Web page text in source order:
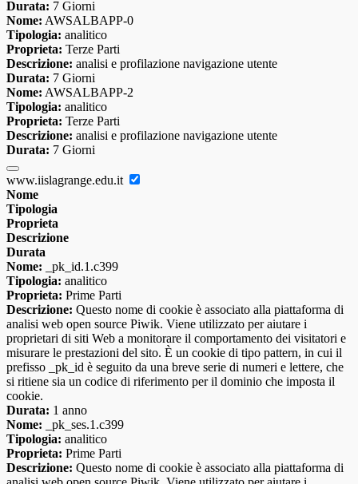
Durata: 7 Giorni
Nome: AWSALBAPP-0
Tipologia: analitico
Proprieta: Terze Parti
Descrizione: analisi e profilazione navigazione utente
Durata: 7 Giorni
Nome: AWSALBAPP-2
Tipologia: analitico
Proprieta: Terze Parti
Descrizione: analisi e profilazione navigazione utente
Durata: 7 Giorni
www.iislagrange.edu.it
Nome
Tipologia
Proprieta
Descrizione
Durata
Nome: _pk_id.1.c399
Tipologia: analitico
Proprieta: Prime Parti
Descrizione: Questo nome di cookie è associato alla piattaforma di
analisi web open source Piwik. Viene utilizzato per aiutare i
proprietari di siti Web a monitorare il comportamento dei visitatori e
misurare le prestazioni del sito. È un cookie di tipo pattern, in cui il
prefisso _pk_id è seguito da una breve serie di numeri e lettere, che
si ritiene sia un codice di riferimento per il dominio che imposta il
cookie.
Durata: 1 anno
Nome: _pk_ses.1.c399
Tipologia: analitico
Proprieta: Prime Parti
Descrizione: Questo nome di cookie è associato alla piattaforma di